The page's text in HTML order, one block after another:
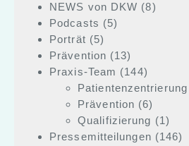
NEWS von DKW (8)
Podcasts (5)
Porträt (5)
Prävention (13)
Praxis-Team (144)
Patientenzentrierung
Prävention (6)
Qualifizierung (1)
Pressemitteilungen (146)